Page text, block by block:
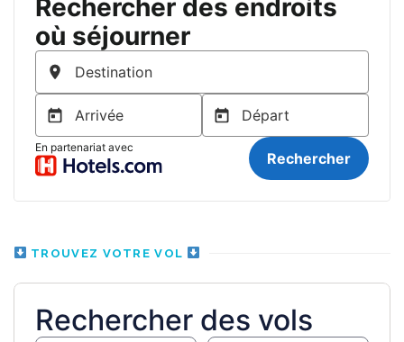
TROUVEZ VOTRE VOL